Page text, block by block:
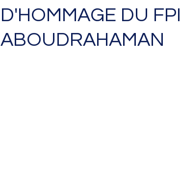
D'HOMMAGE DU
ABOUDRAHAMAN